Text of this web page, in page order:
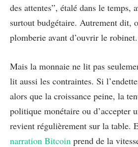
des attentes”, étalé dans le temps,
surtout budgétaire. Autrement dit,
plomberie avant d’ouvrir le robinet.
Mais la monnaie ne lit pas
lit aussi les contraintes. Si
alors que la croissance peine, la
politique monétaire ou d’accepter
revient régulièrement sur la table.
narration Bitcoin prend de la